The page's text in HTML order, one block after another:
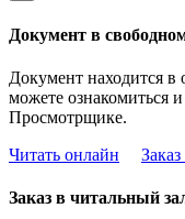
Документ в
Документ находится
можете ознакомиться
Просмотрщике.
Читать онлайн
Заказ в читальный